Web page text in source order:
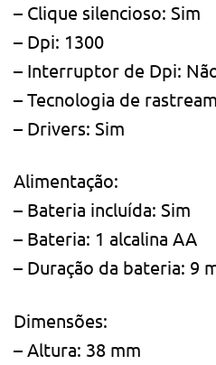
– Clique silencioso: Sim
– Dpi: 1300
– Interruptor de Dpi:
– Tecnologia de
– Drivers: Sim
Alimentação:
– Bateria incluída: Sim
– Bateria: 1 alcalina AA
– Duração da bateria: 9
Dimensões:
– Altura: 38 mm